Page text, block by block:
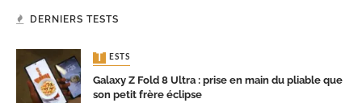
DERNIERS TESTS
TESTS
Galaxy Z Fold 8 Ultra : prise en main du pliable que
son petit frère éclipse